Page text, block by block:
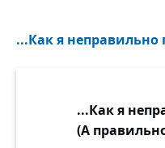
...Как я
...Как я
(А